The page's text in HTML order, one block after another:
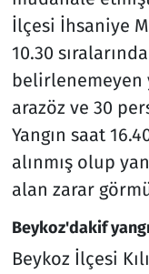
İlçesi İhsaniye
10.30
belirlenemeyen
arazöz ve 30
Yangın saat
alınmış olup
alan zarar
Beykoz'dakif
Beykoz İlçesi